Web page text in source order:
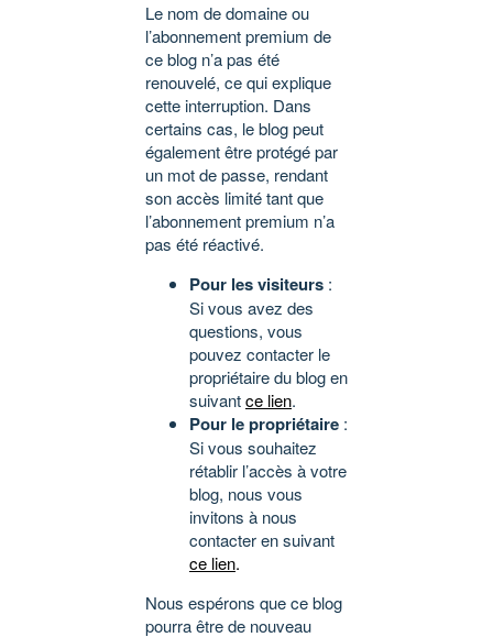
Le nom de domaine ou
l’abonnement premium de
ce blog n’a pas été
renouvelé, ce qui explique
cette interruption. Dans
certains cas, le blog peut
également être protégé par
un mot de passe, rendant
son accès limité tant que
l’abonnement premium n’a
pas été réactivé.
Pour les visiteurs :
Si vous avez des
questions, vous
pouvez contacter le
propriétaire du blog en
suivantce lien.
Pour le propriétaire :
Si vous souhaitez
rétablir l’accès à votre
blog, nous vous
invitons à nous
contacter en suivant
ce lien.
Nous espérons que ce blog
pourra être de nouveau